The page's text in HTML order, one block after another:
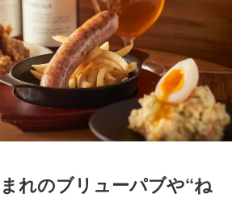
まれのブリューパブや“ね